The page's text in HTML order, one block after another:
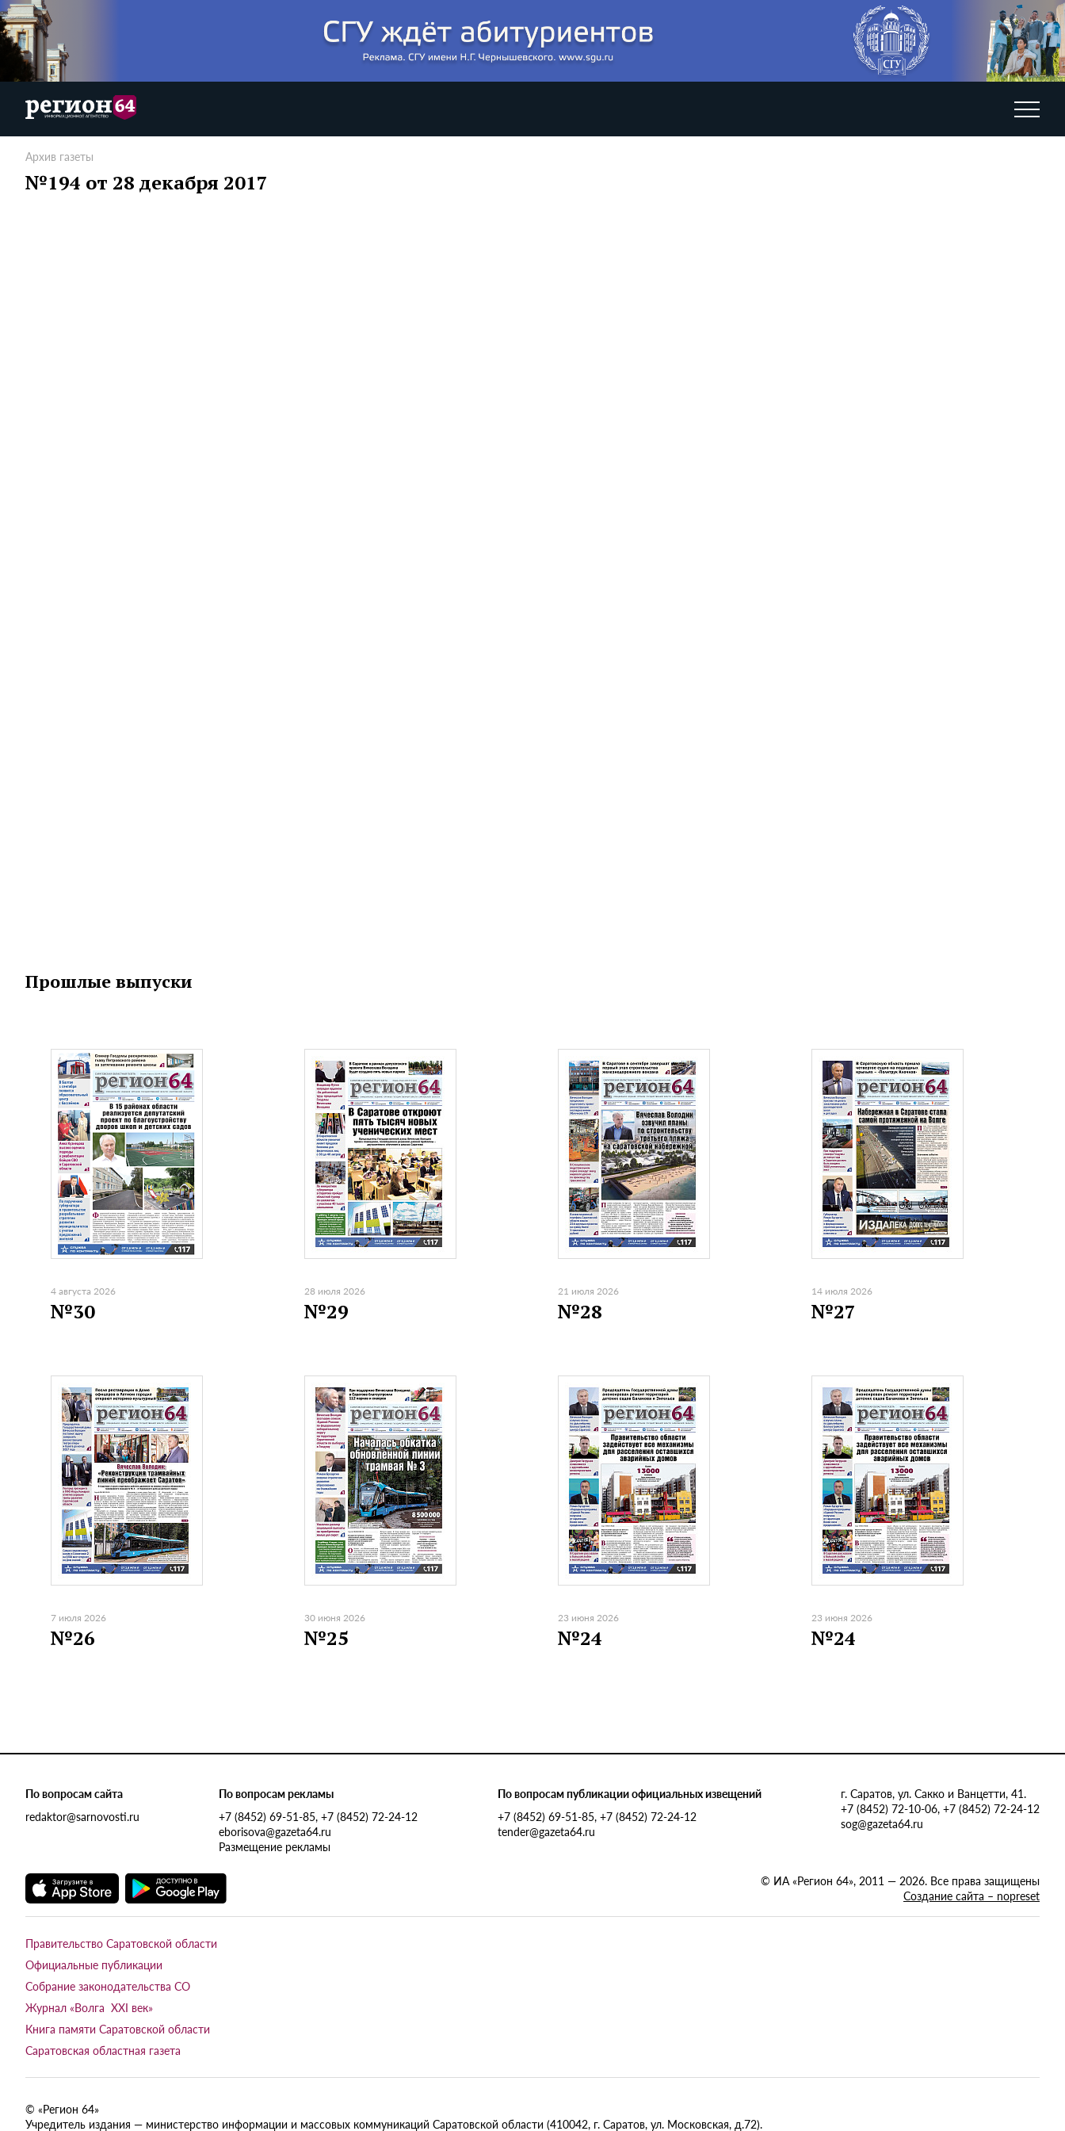
Архив газеты
№194 от 28 декабря 2017
Прошлые выпуски
4 августа 2026
№30
28 июля 2026
№29
21 июля 2026
№28
14 июля 2026
№27
7 июля 2026
№26
30 июня 2026
№25
23 июня 2026
№24
23 июня 2026
№24
По вопросам сайта
redaktor@sarnovosti.ru
По вопросам рекламы
+7 (8452) 69-51-85, +7 (8452) 72-24-12
eborisova@gazeta64.ru
Размещение рекламы
По вопросам публикации официальных извещений
+7 (8452) 69-51-85, +7 (8452) 72-24-12
tender@gazeta64.ru
г. Саратов, ул. Сакко и Ванцетти, 41.
+7 (8452) 72-10-06, +7 (8452) 72-24-12
sog@gazeta64.ru
© ИА «Регион 64», 2011 — 2026. Все права защищены
Создание сайта – nopreset
Правительство Саратовской области
Официальные публикации
Собрание законодательства СО
Журнал «Волга XXI век»
Книга памяти Саратовской области
Саратовская областная газета
© «Регион 64»
Учредитель издания — министерство информации и массовых коммуникаций Саратовской области (410042, г. Саратов, ул. Московская, д.72).